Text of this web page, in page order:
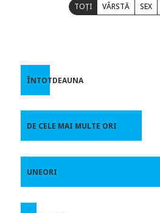
TOȚI VÂRSTĂ SEX
ÎNTOTDEAUNA
DE CELE MAI MULTE ORI
UNEORI